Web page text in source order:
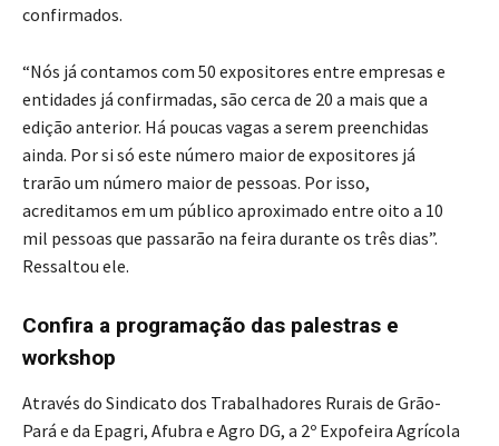
confirmados.
“Nós já contamos com 50 expositores entre empresas e
entidades já confirmadas, são cerca de 20 a mais que a
edição anterior. Há poucas vagas a serem preenchidas
ainda. Por si só este número maior de expositores já
trarão um número maior de pessoas. Por isso,
acreditamos em um público aproximado entre oito a 10
mil pessoas que passarão na feira durante os três dias”.
Ressaltou ele.
Confira a programação das palestras e
workshop
Através do Sindicato dos Trabalhadores Rurais de Grão-
Pará e da Epagri, Afubra e Agro DG, a 2º Expofeira Agrícola